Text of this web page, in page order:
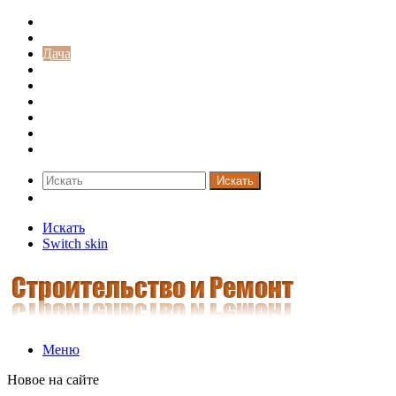
Дача
Искать
Искать
Switch skin
Меню
Новое на сайте